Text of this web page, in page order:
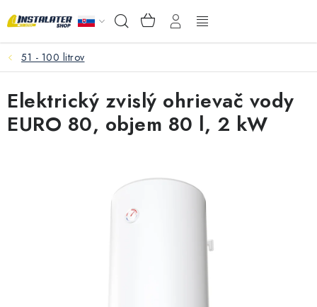
na
Hľadať NÁKUPNÝ
KOŠÍK
Podlahové kúrenie
VEĽKOOBCHOD
AKO VYBRAŤ?
PREDAJŇA - RAKOVÁ
51 - 100 litrov
Elektrický zvislý ohrievač vody
EURO 80, objem 80 l, 2 kW